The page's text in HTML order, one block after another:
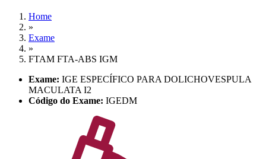
Home
»
Exame
»
FTAM FTA-ABS IGM
Exame: IGE ESPECÍFICO PARA DOLICHOVESPULA
MACULATA I2
Código do Exame: IGEDM